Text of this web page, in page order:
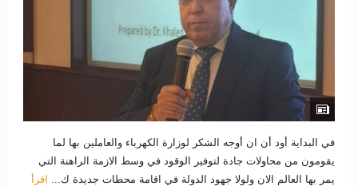
في البداية أود أن ان أوجه الشكر لوزارة الكهرباء والعاملين بها لما
يقومون من محاولات جادة لتوفير الوقود في وسط الازمة الراهنة التي
يمر بها العالم الان ولولا جهود الدولة في اقامة محطات جديدة ك... اقرأ